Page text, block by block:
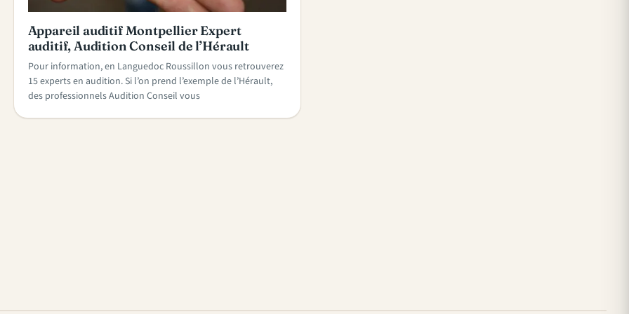
Appareil auditif Montpellier Expert
auditif, Audition Conseil de l’Hérault
Pour information, en Languedoc Roussillon vous retrouverez
15 experts en audition. Si l’on prend l’exemple de l’Hérault,
des professionnels Audition Conseil vous